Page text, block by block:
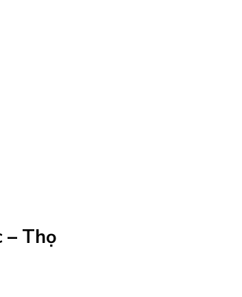
– Thọ